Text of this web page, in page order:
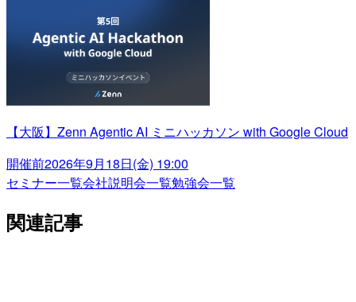
【大阪】Zenn Agentic AI ミニハッカソン with Google Cloud
開催前2026年9月18日(金) 19:00
セミナー一覧会社説明会一覧勉強会一覧
関連記事